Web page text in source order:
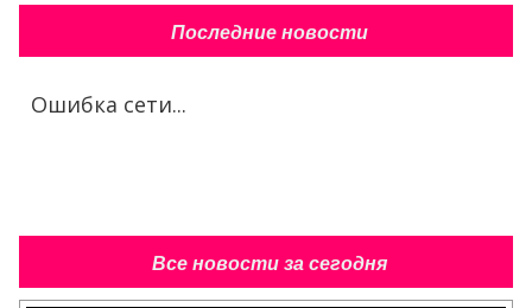
Последние новости
Ошибка сети...
Все новости за сегодня